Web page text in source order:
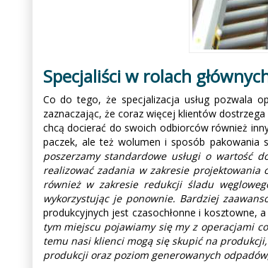
Specjaliści w rolach
Co do tego, że specjalizacja usług pozwala
zaznaczając, że coraz więcej klientów
chcą docierać do swoich odbiorców również
paczek, ale też wolumen i sposób pakowania
poszerzamy standardowe usługi o wartość
realizować zadania w zakresie
również w zakresie redukcji śladu
wykorzystując je ponownie. Bardziej
produkcyjnych jest czasochłonne i kosztowne,
tym miejscu pojawiamy się my z operacjami
temu nasi klienci mogą się skupić na
produkcji oraz poziom generowanych